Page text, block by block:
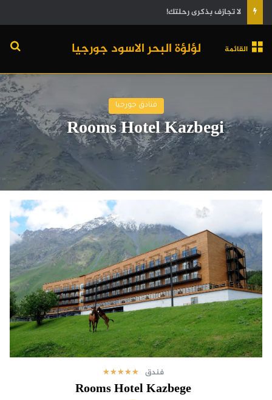
لا تجازف بذكرى رحلتك!
لؤلؤة البحر الاسود جورجيا القائمة
فنادق جورجيا
Rooms Hotel Kazbegi
فندق ★
★
★
★
★
Rooms Hotel Kazbege